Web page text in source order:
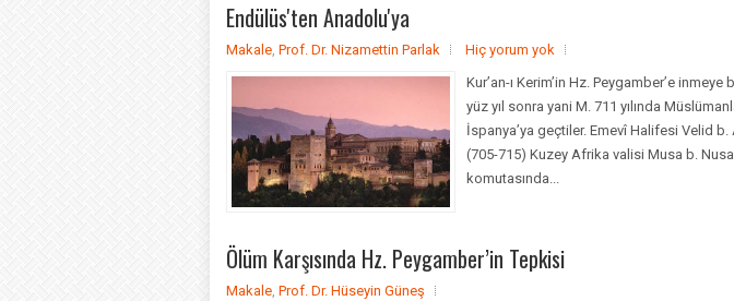
Endülüs'ten Anadolu'ya
Makale, Prof. Dr. Nizamettin Parlak
Hiç yorum yok
Kur’an-ı Kerim’in Hz. Peygamber’e
yüz yıl sonra yani M. 711 yılında
İspanya’ya geçtiler. Emevî Halifesi Velid
(705-715) Kuzey Afrika valisi Musa b.
komutasında...
Ölüm Karşısında Hz. Peygamber’in Tepkisi
Makale, Prof. Dr. Hüseyin Güneş